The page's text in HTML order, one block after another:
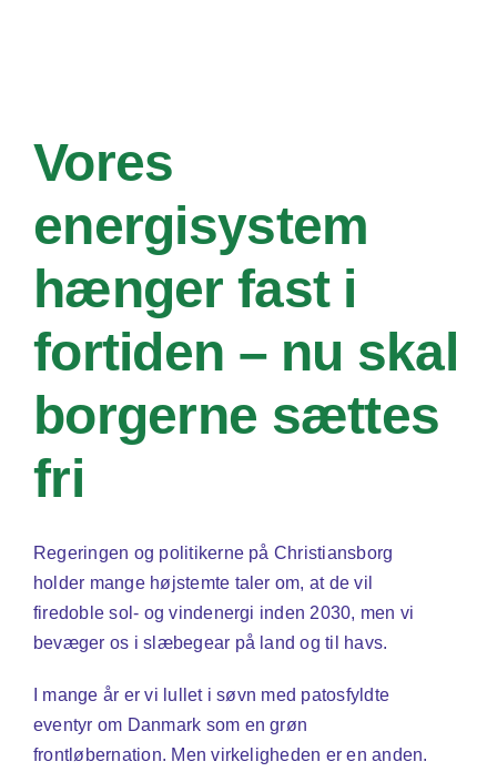
Vores
energisystem
hænger fast i
fortiden – nu skal
borgerne sættes
fri
Regeringen og politikerne på Christiansborg
holder mange højstemte taler om, at de vil
firedoble sol- og vindenergi inden 2030, men vi
bevæger os i slæbegear på land og til havs.
I mange år er vi lullet i søvn med patosfyldte
eventyr om Danmark som en grøn
frontløbernation. Men virkeligheden er en anden.